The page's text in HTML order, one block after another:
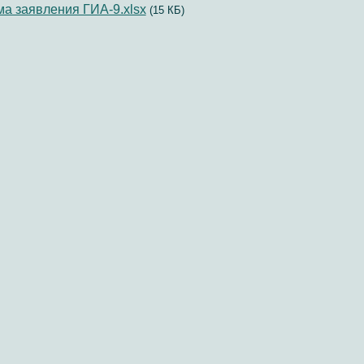
заявления ГИА-9.xlsx (15 КБ)